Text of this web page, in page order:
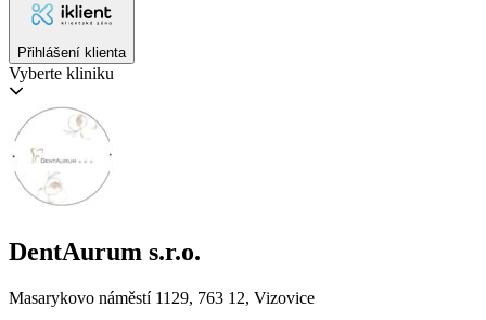
Přihlášení klienta
Vyberte kliniku
DentAurum s.r.o.
Masarykovo náměstí 1129, 763 12, Vizovice